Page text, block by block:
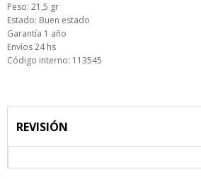
Peso: 21,5 gr
Estado: Buen estado
Garantía 1 año
Envíos 24 hs
Código interno: 113545
REVISIÓN